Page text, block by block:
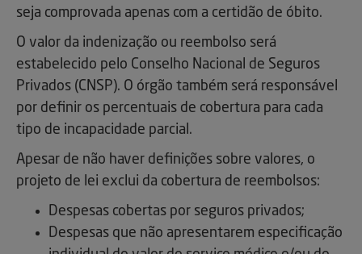
seja comprovada apenas com a certidão de óbito.
O valor da indenização ou reembolso será
estabelecido pelo Conselho Nacional de Seguros
Privados (CNSP). O órgão também será responsável
por definir os percentuais de cobertura para cada
tipo de incapacidade parcial.
Apesar de não haver definições sobre valores, o
projeto de lei exclui da cobertura de reembolsos:
Despesas cobertas por seguros privados;
Despesas que não apresentarem especificação